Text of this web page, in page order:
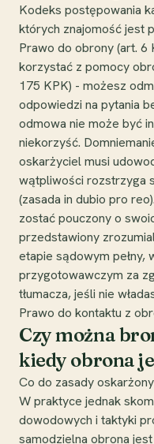
Kodeks postępowania
których znajomość jest
Prawo do obrony (art. 6
korzystać z pomocy
175 KPK) - możesz
odpowiedzi na pytania
odmowa nie może być
niekorzyść.
oskarżyciel musi
wątpliwości rozstrzyga
(zasada in dubio pro
zostać pouczony o
przedstawiony
etapie sądowym pełny,
przygotowawczym za
tłumacza, jeśli nie
Prawo do kontaktu z
Czy można
kiedy obrona
Co do zasady
W praktyce jednak
dowodowych i taktyki
samodzielna obrona